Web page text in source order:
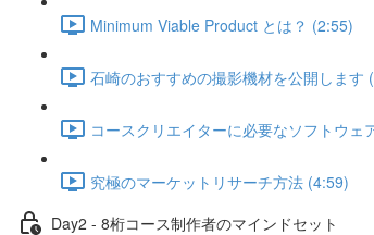
Minimum Viable Product とは？ (2:55)
石崎のおすすめの撮影機材を公開します
コースクリエイターに必要なソフトウェ
究極のマーケットリサーチ方法 (4:59)
Day2 - 8桁コース制作者のマインドセット